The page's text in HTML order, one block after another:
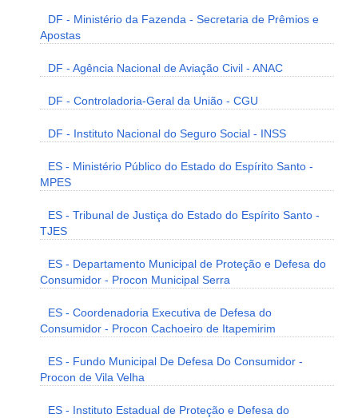
DF - Ministério da Fazenda - Secretaria de Prêmios e
Apostas
DF - Agência Nacional de Aviação Civil - ANAC
DF - Controladoria-Geral da União - CGU
DF - Instituto Nacional do Seguro Social - INSS
ES - Ministério Público do Estado do Espírito Santo -
MPES
ES - Tribunal de Justiça do Estado do Espírito Santo -
TJES
ES - Departamento Municipal de Proteção e Defesa do
Consumidor - Procon Municipal Serra
ES - Coordenadoria Executiva de Defesa do
Consumidor - Procon Cachoeiro de Itapemirim
ES - Fundo Municipal De Defesa Do Consumidor -
Procon de Vila Velha
ES - Instituto Estadual de Proteção e Defesa do